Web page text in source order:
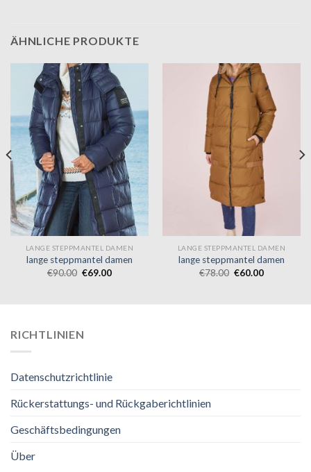
ÄHNLICHE PRODUKTE
LANGE STEPPMANTEL DAMEN
lange steppmantel damen
€90.00 €69.00
LANGE STEPPMANTEL DAMEN
lange steppmantel damen
€78.00 €60.00
RICHTLINIEN
Datenschutzrichtlinie
Rückerstattungs- und Rückgaberichtlinien
Geschäftsbedingungen
Über